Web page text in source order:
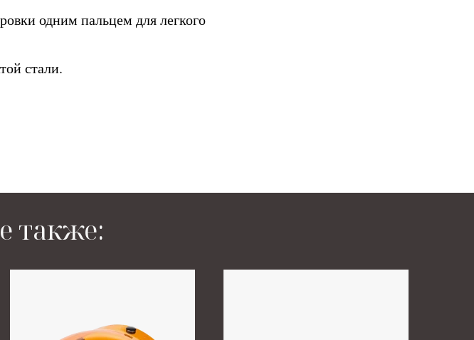
одним пальцем для легкого
​​стали.
также: